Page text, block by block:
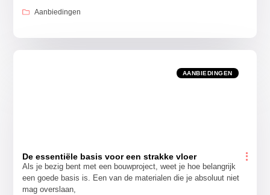
Aanbiedingen
AANBIEDINGEN
De essentiële basis voor een strakke vloer
Als je bezig bent met een bouwproject, weet je hoe belangrijk
een goede basis is. Een van de materialen die je absoluut niet
mag overslaan,